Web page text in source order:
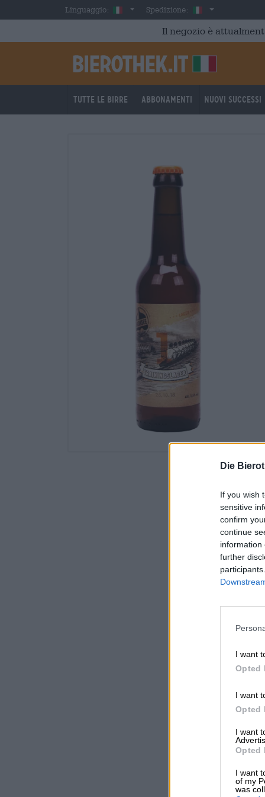
Die
If you wish
sensitive
confirm
continue
information
further
I want
Opted
I want
Opted
I want
Opted
I want
of my
was
Skip to main contentLinguaggio: ItalianSpedizione: Italia
Il negozio è
Tutte le birre Abbonamenti Nuovi successi